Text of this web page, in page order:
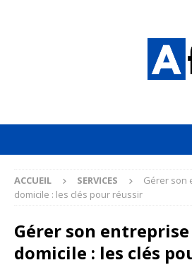
ACCUEIL SERVICES
Gérer son
domicile : les clés pour réussir
Gérer son entreprise
domicile : les clés